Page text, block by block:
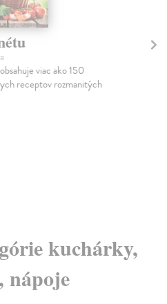
viac ako 150
receptov rozmanitých
kuchárky,
nápoje